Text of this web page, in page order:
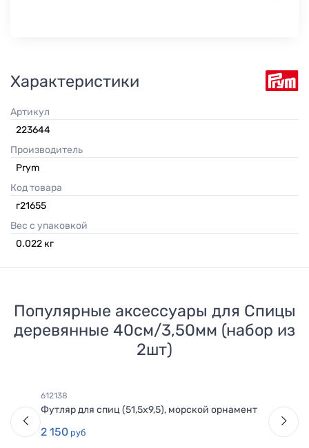
Характеристики
Артикул
223644
Производитель
Prym
Код товара
г21655
Вес с упаковкой
0.022 кг
Популярные аксессуары для Спицы
деревянные 40см/3,50мм (набор из
2шт)
612138
Футляр для спиц (51,5х9,5), морской орнамент
2 150 руб